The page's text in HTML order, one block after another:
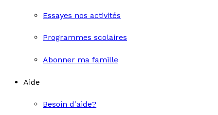
Essayes nos activités
Programmes scolaires
Abonner ma famille
Aide
Besoin d'aide?